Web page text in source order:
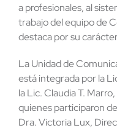
a profesionales, al
trabajo del equipo de
destaca por su
La Unidad de
está integrada por la
la Lic. Claudia T.
quienes participaron
Dra. Victoria Lux,